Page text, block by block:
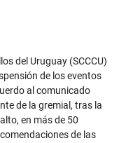
del Uruguay (SCCCU)
de los eventos
al comunicado
de la gremial, tras la
en más de 50
de las